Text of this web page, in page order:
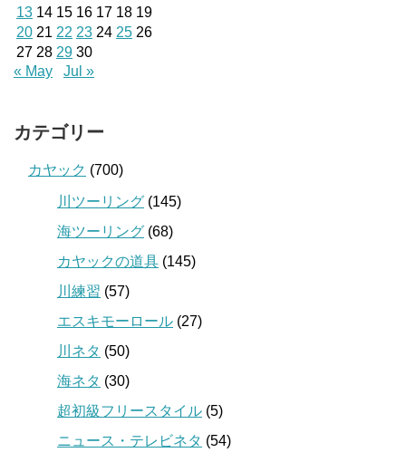
13 14 15 16 17 18 19
20 21 22 23 24 25 26
27 28 29 30
« May
Jul »
カテゴリー
カヤック (700)
川ツーリング (145)
海ツーリング (68)
カヤックの道具 (145)
川練習 (57)
エスキモーロール (27)
川ネタ (50)
海ネタ (30)
超初級フリースタイル (5)
ニュース・テレビネタ (54)